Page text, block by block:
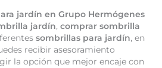
jardín en Grupo Hermógenes
jardín, comprar sombrilla
sombrillas para jardín, en
recibir asesoramiento
la opción que mejor encaje con